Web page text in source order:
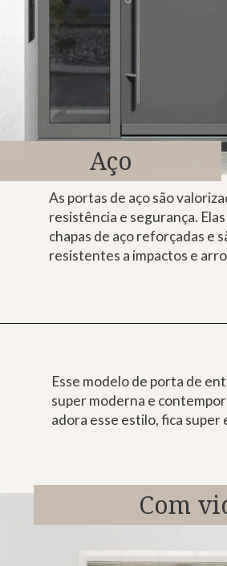
As portas de aço são
resistência e segurança.
chapas de aço reforçadas e
resistentes a impactos e
Aço
Esse modelo de porta de
super moderna e
adora esse estilo, fica super
Com